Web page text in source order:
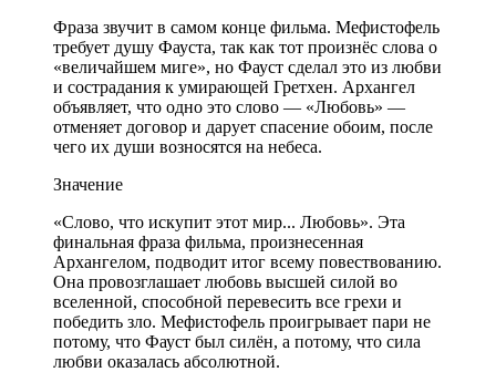
Фраза звучит в самом конце фильма. Мефистофель
требует душу Фауста, так как тот произнёс слова о
«величайшем миге», но Фауст сделал это из любви
и сострадания к умирающей Гретхен. Архангел
объявляет, что одно это слово — «Любовь» —
отменяет договор и дарует спасение обоим, после
чего их души возносятся на небеса.
Значение
«Слово, что искупит этот мир... Любовь». Эта
финальная фраза фильма, произнесенная
Архангелом, подводит итог всему повествованию.
Она провозглашает любовь высшей силой во
вселенной, способной перевесить все грехи и
победить зло. Мефистофель проигрывает пари не
потому, что Фауст был силён, а потому, что сила
любви оказалась абсолютной.